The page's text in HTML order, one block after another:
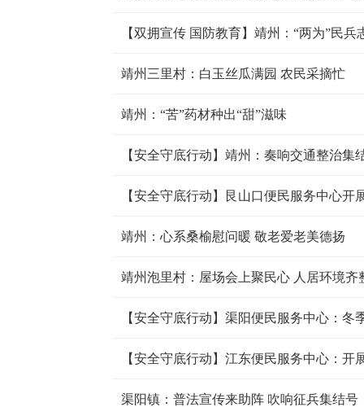
靖州三里村：白玉丝瓜满园 农民采摘忙
靖州：“苦”药材种出“甜”滋味
【安全守底行动】靖州：奏响交通整治集
【安全守底行动】艮山口便民服务中心开
靖州：心系桑榆慰问暖 敬老爱老美德扬
靖州泡里村：屋场会上聚民心 人居环境齐
【安全守底行动】渠阳便民服务中心：冬
渠阳镇：普法宣传来助阵 吹响征兵集结号